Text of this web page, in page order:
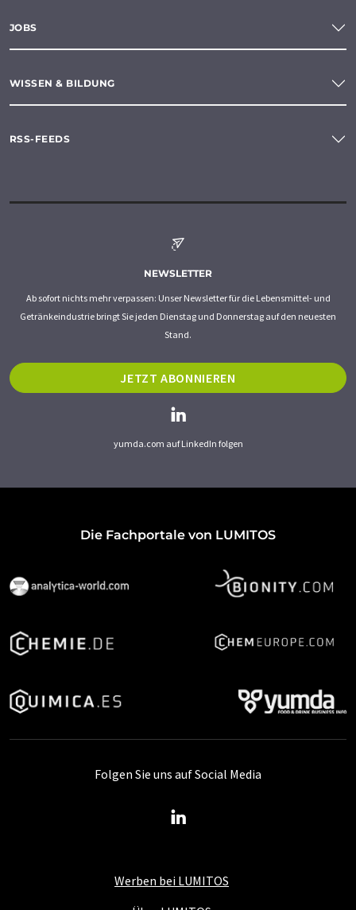
JOBS
WISSEN & BILDUNG
RSS-FEEDS
NEWSLETTER
Ab sofort nichts mehr verpassen: Unser Newsletter für die Lebensmittel- und
Getränkeindustrie bringt Sie jeden Dienstag und Donnerstag auf den neuesten
Stand.
JETZT ABONNIEREN
yumda.com auf LinkedIn folgen
Die Fachportale von LUMITOS
Werben bei LUMITOS
Folgen Sie uns auf Social Media